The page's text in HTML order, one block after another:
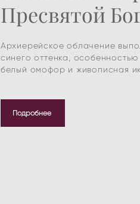
Пресвятой
Архиерейское облачение
синего оттенка,
белый омофор и живописная
Подробнее